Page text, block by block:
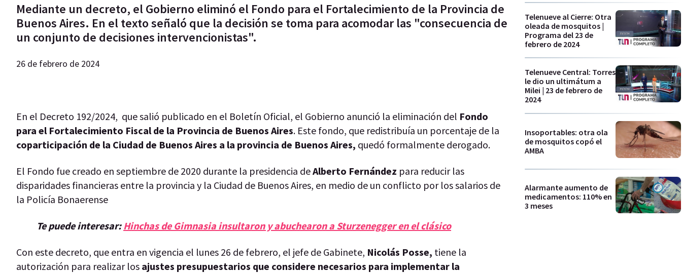
Mediante un decreto, el Gobierno eliminó el Fondo para el Fortalecimiento de la Provincia de
Buenos Aires. En el texto señaló que la decisión se toma para acomodar las "consecuencia de
un conjunto de decisiones intervencionistas".
26 de febrero de 2024
En el Decreto 192/2024, que salió publicado en el Boletín Oficial, el Gobierno anunció la eliminación del Fondo
para el Fortalecimiento Fiscal de la Provincia de Buenos Aires. Este fondo, que redistribuía un porcentaje de la
coparticipación de la Ciudad de Buenos Aires a la provincia de Buenos Aires, quedó formalmente derogado.
El Fondo fue creado en septiembre de 2020 durante la presidencia deAlberto Fernández para reducir las
disparidades financieras entre la provincia y la Ciudad de Buenos Aires, en medio de un conflicto por los salarios de
la Policía Bonaerense
Te puede interesar: Hinchas de Gimnasia insultaron y abuchearon a Sturzenegger en el clásico
Con este decreto, que entra en vigencia el lunes 26 de febrero, el jefe de Gabinete, Nicolás Posse, tiene la
autorización para realizar los ajustes presupuestarios que considere necesarios para implementar la
Telenueve al Cierre: Otra
oleada de mosquitos |
Programa del 23 de
febrero de 2024
Telenueve Central: Torres
le dio un ultimátum a
Milei | 23 de febrero de
2024
Insoportables: otra ola
de mosquitos copó el
AMBA
Alarmante aumento de
medicamentos: 110% en
3 meses